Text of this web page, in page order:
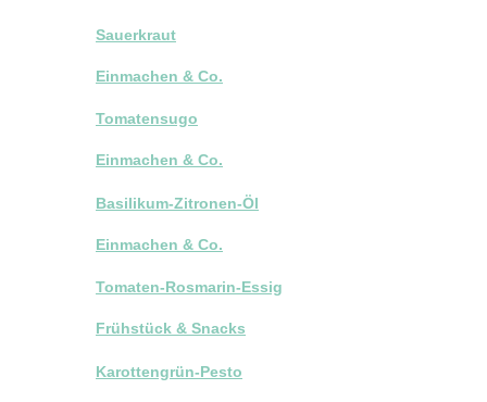
Sauerkraut
Einmachen & Co.
Tomatensugo
Einmachen & Co.
Basilikum-Zitronen-Öl
Einmachen & Co.
Tomaten-Rosmarin-Essig
Frühstück & Snacks
Karottengrün-Pesto